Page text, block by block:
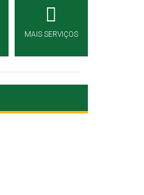
MAIS SERVIÇOS